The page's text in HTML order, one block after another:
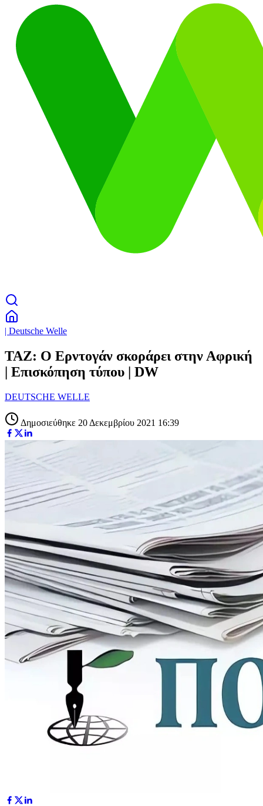
| Deutsche Welle
TAZ: Ο Ερντογάν σκοράρει στην Αφρική
| Επισκόπηση τύπου | DW
DEUTSCHE WELLE
Δημοσιεύθηκε 20 Δεκεμβρίου 2021 16:39